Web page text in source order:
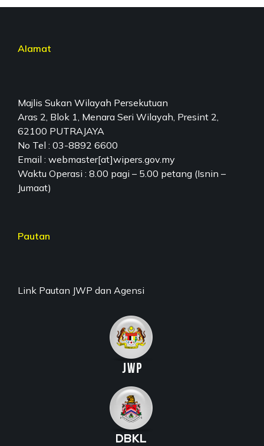
Alamat
Majlis Sukan Wilayah Persekutuan
Aras 2, Blok 1, Menara Seri Wilayah, Presint 2,
62100 PUTRAJAYA
No Tel : 03-8892 6600
Email : webmaster[at]wipers.gov.my
Waktu Operasi : 8.00 pagi – 5.00 petang (Isnin –
Jumaat)
Pautan
Link Pautan JWP dan Agensi